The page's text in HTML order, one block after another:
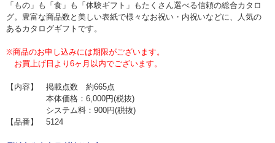
「もの」も「食」も「体験ギフト」もたくさん選べる信頼の総合カタロ
グ。豊富な商品数と美しい表紙で様々なお祝い・内祝いなどに、人気の
あるカタログギフトです。
※商品のお申し込みには期限がございます。
お買上げ日より6ヶ月以内でございます。
【内容】 掲載点数 約665点
本体価格：6,000円(税抜)
システム料：900円(税抜)
【品番】 5124